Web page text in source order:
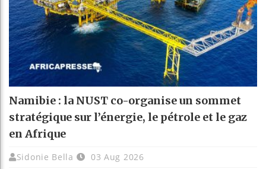
Namibie : la NUST co-organise un sommet
stratégique sur l’énergie, le pétrole et le gaz
en Afrique
Sidonie Bella 03 Aug 2026